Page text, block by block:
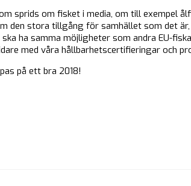
sprids om fisket i media, om till exempel
den stora tillgång för samhället som det
ha samma möjligheter som andra EU-
med våra hållbarhetscertifieringar och
på ett bra 2018!